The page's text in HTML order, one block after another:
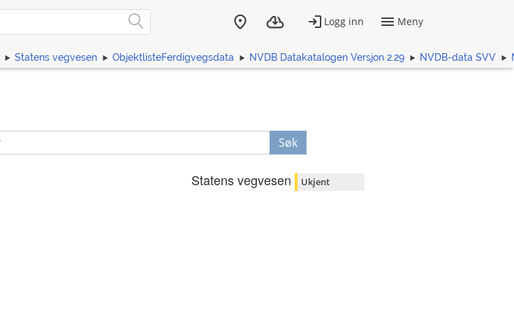
Statens vegvesen ObjektlisteFerdigvegsdata NVDB Datakatalogen Versjon 2.29 NVDB-data SVV
Søk
Statens vegvesen Ukjent